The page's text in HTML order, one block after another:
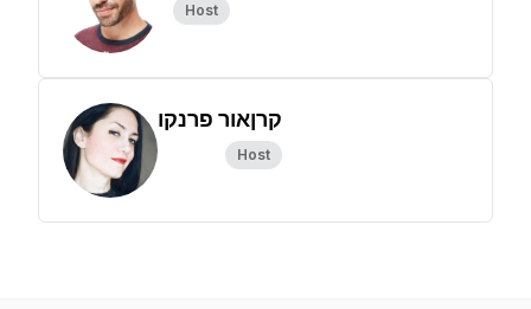
Host
קרןאור פרנקו
Host